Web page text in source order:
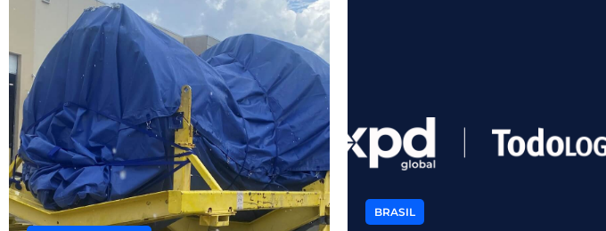
BRASIL